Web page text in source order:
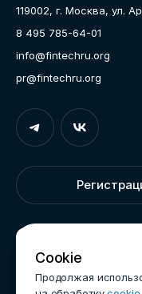
Карьера
Контакты
Документы
119002, г. Москва, ул.
8 495 785-64-01
info@fintechru.org
pr@fintechru.org
Cookie
Продолжая
Вход
Укажите вашу
ссылку для входа